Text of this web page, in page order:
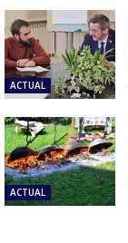
ACTUAL
ACTUAL